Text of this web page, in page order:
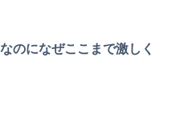
のになぜここまで激しく